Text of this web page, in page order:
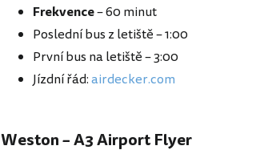
Frekvence– 60 minut
Poslední bus z letiště – 1:00
První bus na letiště – 3:00
Jízdní řád:airdecker.com
Weston – A3 Airport Flyer